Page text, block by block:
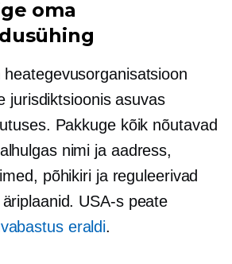
oma
jurisdiktsioonis asuvas
Pakkuge kõik nõutavad
nimi ja aadress,
põhikiri ja reguleerivad
USA-s peate
eraldi.